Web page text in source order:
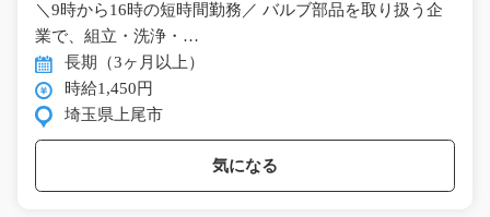
＼9時から16時の短時間勤務／ バルブ部品を取り扱う企
業で、組立・洗浄・…
長期（3ヶ月以上）
時給1,450円
埼玉県上尾市
気になる